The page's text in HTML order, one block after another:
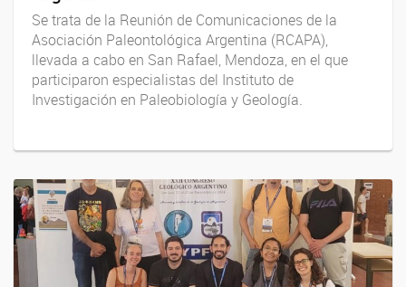
Se trata de la Reunión de Comunicaciones de la
Asociación Paleontológica Argentina (RCAPA),
llevada a cabo en San Rafael, Mendoza, en el que
participaron especialistas del Instituto de
Investigación en Paleobiología y Geología.